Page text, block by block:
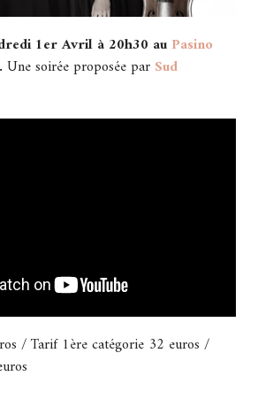
1er Avril à 20h30 au Pasino
. Une soirée proposée par Sud
/ Tarif 1ère catégorie 32 euros /